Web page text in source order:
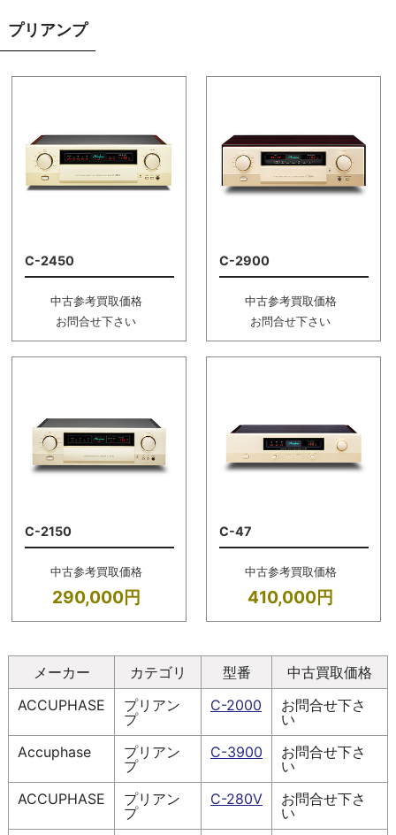
プリアンプ
C-2450
中古参考買取価格
お問合せ下さい
C-2900
中古参考買取価格
お問合せ下さい
C-2150
中古参考買取価格
290,000円
C-47
中古参考買取価格
410,000円
メーカー カテゴリ 型番
中古買取価格
ACCUPHASE
プリアン
プ
C-2000
お問合せ下さ
い
Accuphase
プリアン
プ
C-3900
お問合せ下さ
い
ACCUPHASE
プリアン
プ
C-280V
お問合せ下さ
い